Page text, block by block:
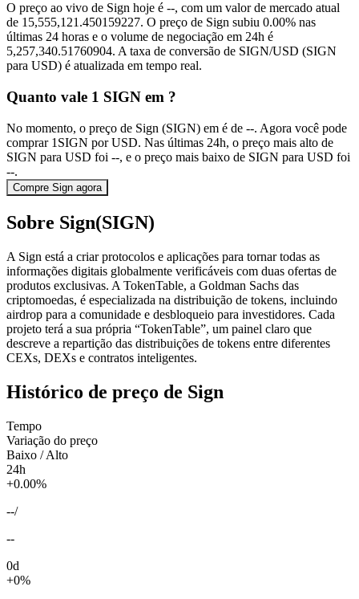
O preço ao vivo de Sign hoje é --, com um valor de mercado atual
de 15,555,121.450159227. O preço de Sign subiu 0.00% nas
últimas 24 horas e o volume de negociação em 24h é
5,257,340.51760904. A taxa de conversão de SIGN/USD (SIGN
para USD) é atualizada em tempo real.
Quanto vale 1 SIGN em ?
No momento, o preço de Sign (SIGN) em é de --. Agora você pode
comprar 1SIGN por USD. Nas últimas 24h, o preço mais alto de
SIGN para USD foi --, e o preço mais baixo de SIGN para USD foi
--.
Compre Sign agora
Sobre Sign(SIGN)
A Sign está a criar protocolos e aplicações para tornar todas as
informações digitais globalmente verificáveis ​​com duas ofertas de
produtos exclusivas. A TokenTable, a Goldman Sachs das
criptomoedas, é especializada na distribuição de tokens, incluindo
airdrop para a comunidade e desbloqueio para investidores. Cada
projeto terá a sua própria “TokenTable”, um painel claro que
descreve a repartição das distribuições de tokens entre diferentes
CEXs, DEXs e contratos inteligentes.
Histórico de preço de Sign
Tempo
Variação do preço
Baixo / Alto
24h
+0.00%
--/
--
0d
+0%